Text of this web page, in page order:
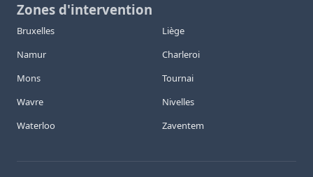
Zones d'intervention
Bruxelles
Liège
Namur
Charleroi
Mons
Tournai
Wavre
Nivelles
Waterloo
Zaventem